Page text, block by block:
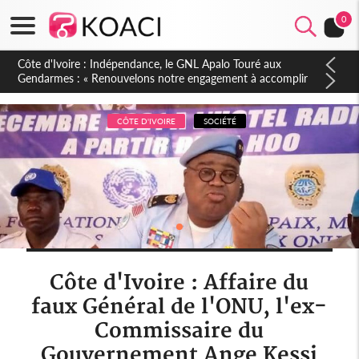
0
Sierra Leone : Un projet de réforme constitutionnelle en
gestation, points clés des amendements, un exclu d'avance
CÔTE D'IVOIRE SOCIÉTÉ
Côte d'Ivoire : Affaire du
faux Général de l'ONU, l'ex-
Commissaire du